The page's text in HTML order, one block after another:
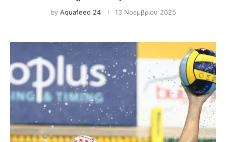
by Aquafeed 24 13 Νοεμβρίου 2025